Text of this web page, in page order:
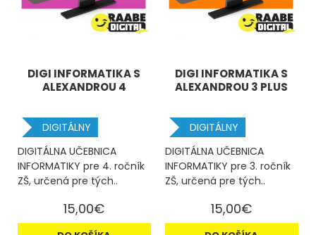
DIGI INFORMATIKA S
ALEXANDROU 4
DIGITÁLNY
DIGITÁLNA UČEBNICA
INFORMATIKY pre 4. ročník
ZŠ, určená pre tých..
15,00€
DIGI INFORMATIKA S
ALEXANDROU 3 PLUS
DIGITÁLNY
DIGITÁLNA UČEBNICA
INFORMATIKY pre 3. ročník
ZŠ, určená pre tých..
15,00€